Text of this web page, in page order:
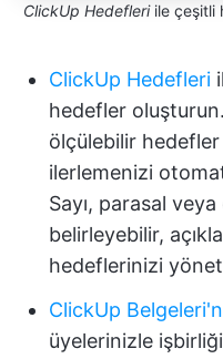
ClickUp Hedefleriile çeşitli
ClickUp Hedefleri
hedefler
ölçülebilir
ilerlemenizi
Sayı, parasal
belirleyebilir,
hedeflerinizi
ClickUp
üyelerinizle